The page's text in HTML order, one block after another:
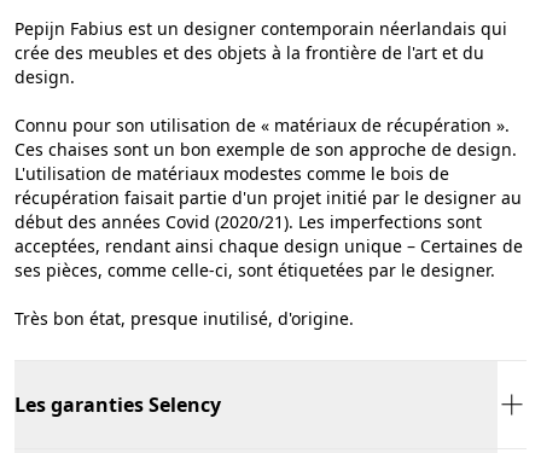
Pepijn Fabius est un designer contemporain néerlandais qui
crée des meubles et des objets à la frontière de l'art et du
design.
Connu pour son utilisation de « matériaux de récupération ».
Ces chaises sont un bon exemple de son approche de design.
L'utilisation de matériaux modestes comme le bois de
récupération faisait partie d'un projet initié par le designer au
début des années Covid (2020/21). Les imperfections sont
acceptées, rendant ainsi chaque design unique – Certaines de
ses pièces, comme celle-ci, sont étiquetées par le designer.
Très bon état, presque inutilisé, d'origine.
Les garanties Selency